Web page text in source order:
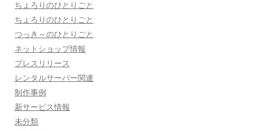
ちょろりのひとりごと
ちょろりのひとりごと
つっき～のひとりごと
ネットショップ情報
プレスリリース
レンタルサーバー関連
制作事例
新サービス情報
未分類